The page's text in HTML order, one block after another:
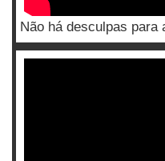
Não há desculpas para